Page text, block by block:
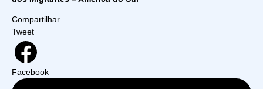
Compartilhar
Tweet
Facebook